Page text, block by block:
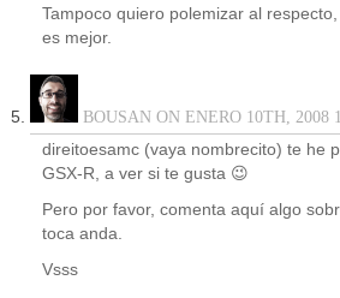
Tampoco quiero polemizar al
es mejor.
BOUSAN ON ENERO 10TH, 2008
direitoesamc (vaya nombrecito) te he
GSX-R, a ver si te gusta 😉
Pero por favor, comenta aquí algo
toca anda.
Vsss